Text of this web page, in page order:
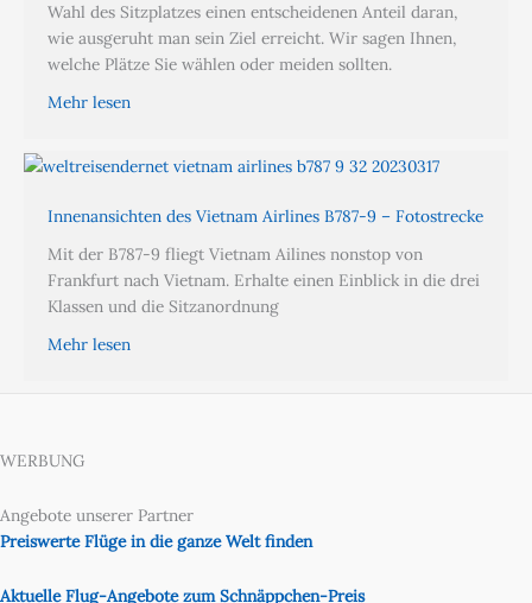
Wahl des Sitzplatzes einen entscheidenen Anteil daran,
wie ausgeruht man sein Ziel erreicht. Wir sagen Ihnen,
welche Plätze Sie wählen oder meiden sollten.
Mehr lesen
Innenansichten des Vietnam Airlines B787-9 – Fotostrecke
Mit der B787-9 fliegt Vietnam Ailines nonstop von
Frankfurt nach Vietnam. Erhalte einen Einblick in die drei
Klassen und die Sitzanordnung
Mehr lesen
WERBUNG
Angebote unserer Partner
Preiswerte Flüge in die ganze Welt finden
Aktuelle Flug-Angebote zum Schnäppchen-Preis